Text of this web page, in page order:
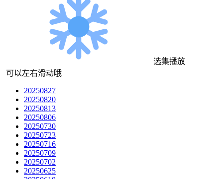
选集播放
可以左右滑动哦
20250827
20250820
20250813
20250806
20250730
20250723
20250716
20250709
20250702
20250625